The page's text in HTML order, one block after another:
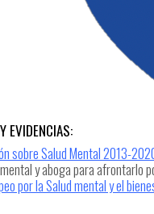
EVIDENCIAS:
sobre Salud Mental 2013-
y aboga para afrontarlo
por la Salud mental y el